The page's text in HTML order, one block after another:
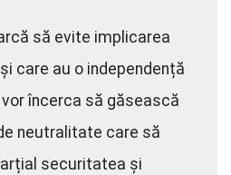
să evite implicarea
care au o independență
încerca să găsească
neutralitate care să
securitatea și